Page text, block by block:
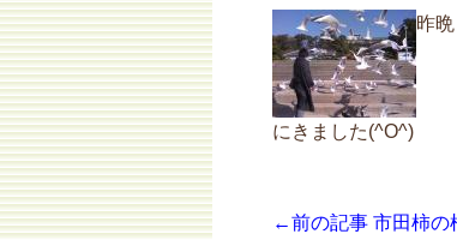
昨
にきました(^O^)
←前の記事 市田柿の